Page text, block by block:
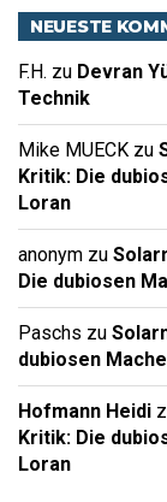
NEUESTE
F.H. zu Devran
Technik
Mike MUECK zu
Kritik: Die
Loran
anonym zu
Die dubiosen
Paschs zu
dubiosen
Hofmann Heidi
Kritik: Die
Loran